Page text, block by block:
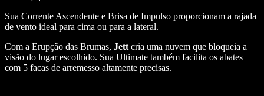
Sua Corrente Ascendente e Brisa de Impulso proporcionam a rajada
de vento ideal para cima ou para a lateral.
Com a Erupção das Brumas, Jett cria uma nuvem que bloqueia a
visão do lugar escolhido. Sua Ultimate também facilita os abates
com 5 facas de arremesso altamente precisas.